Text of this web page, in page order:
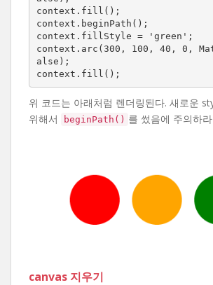
context.fill();
context.beginPath();
context.fillStyle = 'green';
context.arc(300, 100, 40, 0,
alse);
context.fill();
위 코드는 아래처럼 렌더링된다. 새로운
위해서
beginPath() 를 썼음에 주의하라
canvas 지우기